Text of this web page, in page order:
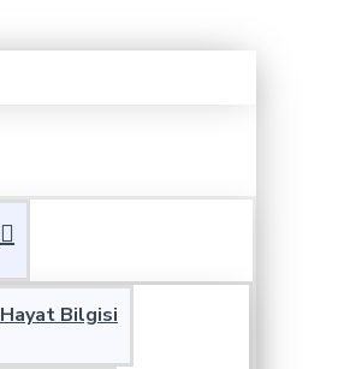
Hayat Bilgisi